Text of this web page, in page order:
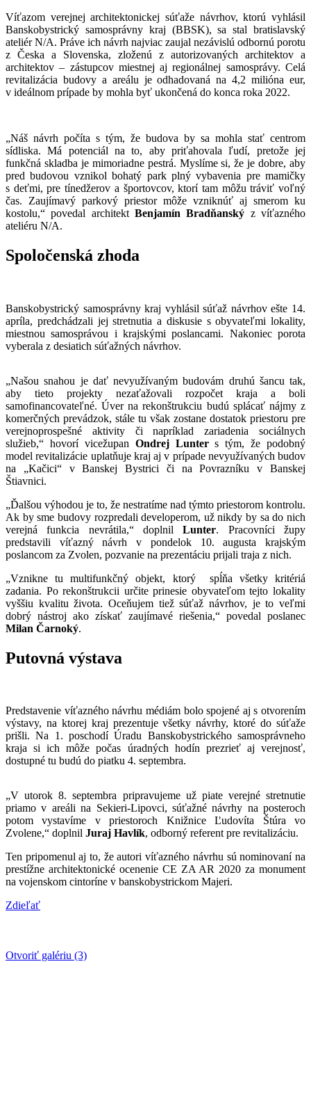
Víťazom verejnej architektonickej súťaže návrhov, ktorú vyhlásil
Banskobystrický samosprávny kraj (BBSK), sa stal bratislavský
ateliér N/A. Práve ich návrh najviac zaujal nezávislú odbornú porotu
z Česka a Slovenska, zloženú z autorizovaných architektov a
architektov – zástupcov miestnej aj regionálnej samosprávy. Celá
revitalizácia budovy a areálu je odhadovaná na 4,2 milióna eur,
v ideálnom prípade by mohla byť ukončená do konca roka 2022.
„Náš návrh počíta s tým, že budova by sa mohla stať centrom
sídliska. Má potenciál na to, aby priťahovala ľudí, pretože jej
funkčná skladba je mimoriadne pestrá. Myslíme si, že je dobre, aby
pred budovou vznikol bohatý park plný vybavenia pre mamičky
s deťmi, pre tínedžerov a športovcov, ktorí tam môžu tráviť voľný
čas. Zaujímavý parkový priestor môže vzniknúť aj smerom ku
kostolu,“ povedal architekt Benjamín Bradňanský z víťazného
ateliéru N/A.
Spoločenská zhoda
Banskobystrický samosprávny kraj vyhlásil súťaž návrhov ešte 14.
apríla, predchádzali jej stretnutia a diskusie s obyvateľmi lokality,
miestnou samosprávou i krajskými poslancami. Nakoniec porota
vyberala z desiatich súťažných návrhov.
„Našou snahou je dať nevyužívaným budovám druhú šancu tak,
aby tieto projekty nezaťažovali rozpočet kraja a boli
samofinancovateľné. Úver na rekonštrukciu budú splácať nájmy z
komerčných prevádzok, stále tu však zostane dostatok priestoru pre
verejnoprospešné aktivity či napríklad zariadenia sociálnych
služieb,“ hovorí vicežupan Ondrej Lunters tým, že podobný
model revitalizácie uplatňuje kraj aj v prípade nevyužívaných budov
na „Kačici“ v Banskej Bystrici či na Povrazníku v Banskej
Štiavnici.
„Ďalšou výhodou je to, že nestratíme nad týmto priestorom kontrolu.
Ak by sme budovy rozpredali developerom, už nikdy by sa do nich
verejná funkcia nevrátila,“ doplnilLunter. Pracovníci župy
predstavili víťazný návrh v pondelok 10. augusta krajským
poslancom za Zvolen, pozvanie na prezentáciu prijali traja z nich.
„Vznikne tu multifunkčný objekt, ktorý spĺňa všetky kritériá
zadania. Po rekonštrukcii určite prinesie obyvateľom tejto lokality
vyššiu kvalitu života. Oceňujem tiež súťaž návrhov, je to veľmi
dobrý nástroj ako získať zaujímavé riešenia,“ povedal poslanec
Milan Čarnoký.
Putovná výstava
Predstavenie víťazného návrhu médiám bolo spojené aj s otvorením
výstavy, na ktorej kraj prezentuje všetky návrhy, ktoré do súťaže
prišli. Na 1. poschodí Úradu Banskobystrického samosprávneho
kraja si ich môže počas úradných hodín prezrieť aj verejnosť,
dostupné tu budú do piatku 4. septembra.
„V utorok 8. septembra pripravujeme už piate verejné stretnutie
priamo v areáli na Sekieri-Lipovci, súťažné návrhy na posteroch
potom vystavíme v priestoroch Knižnice Ľudovíta Štúra vo
Zvolene,“ doplnil Juraj Havlík, odborný referent pre revitalizáciu.
Ten pripomenul aj to, že autori víťazného návrhu sú nominovaní na
prestížne architektonické ocenenie CE ZA AR 2020 za monument
na vojenskom cintoríne v banskobystrickom Majeri.
Zdieľať
Otvoriť galériu (3)